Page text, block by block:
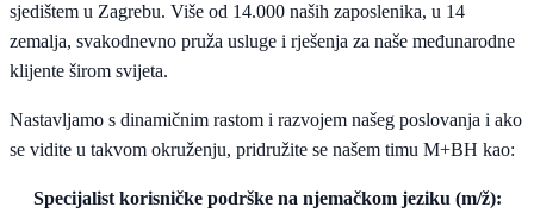
sjedištem u Zagrebu. Više od 14.000 naših zaposlenika, u 14
zemalja, svakodnevno pruža usluge i rješenja za naše međunarodne
klijente širom svijeta.
Nastavljamo s dinamičnim rastom i razvojem našeg poslovanja i ako
se vidite u takvom okruženju, pridružite se našem timu M+BH kao:
Specijalist korisničke podrške na njemačkom jeziku (m/ž):